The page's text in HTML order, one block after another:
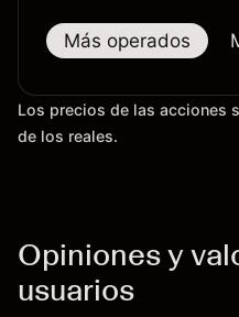
Más operados
Los precios de las acciones
de los reales.
Opiniones y
usuarios